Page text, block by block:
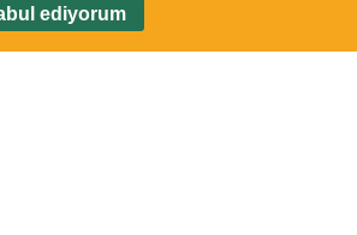
ediyorum